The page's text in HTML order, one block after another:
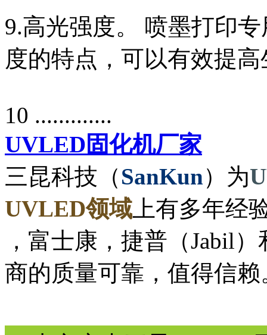
9.高光强度。 喷墨打印
度的特点，可以有效提
10 .............
UVLED固化机厂家
三昆科技（SanKun）为
UVLED领域 上有多年经
，富士康，捷普（Jabil
商的质量可靠，值得信赖